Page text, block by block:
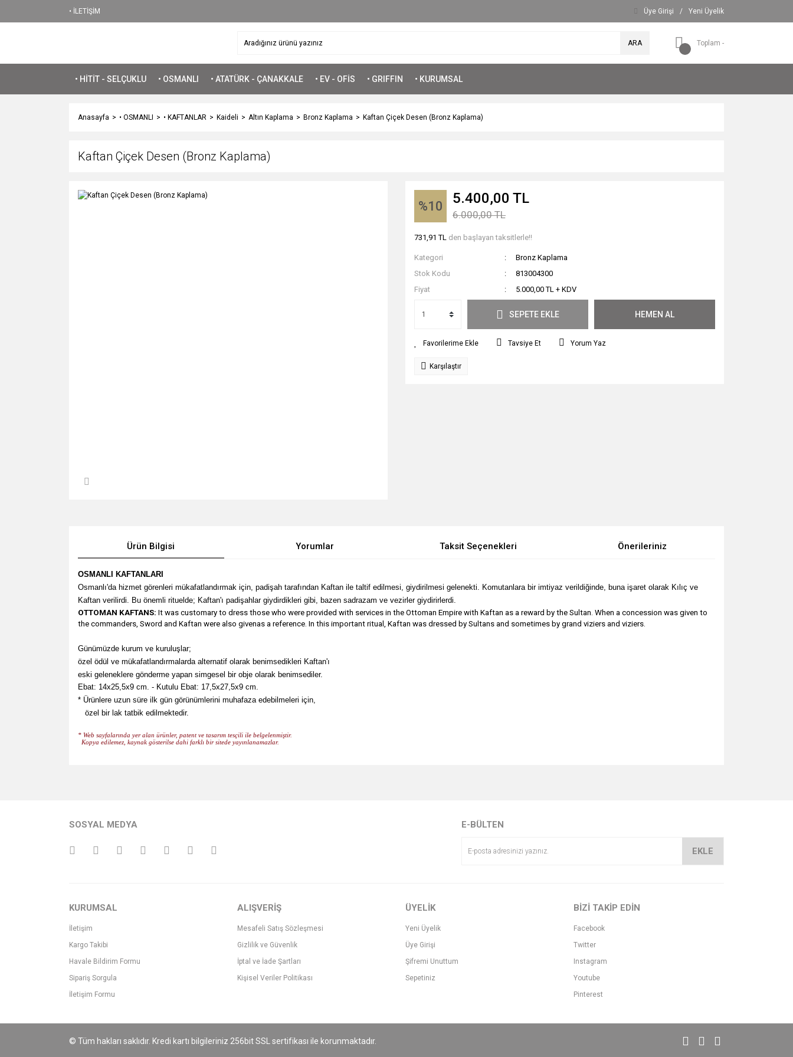
• İLETİŞİM Üye Girişi / Yeni Üyelik
ARA Toplam -
• HİTİT - SELÇUKLU • OSMANLI • ATATÜRK - ÇANAKKALE • EV - OFİS • GRIFFIN • KURUMSAL
Anasayfa • OSMANLI • KAFTANLAR Kaideli Altın Kaplama Bronz Kaplama Kaftan Çiçek Desen (Bronz Kaplama)
Kaftan Çiçek Desen (Bronz Kaplama)
%10 5.400,00 TL
6.000,00 TL
731,91 TL den başlayan taksitlerle!!
Kategori
Bronz Kaplama
Stok Kodu
813004300
Fiyat
5.000,00 TL + KDV
SEPETE EKLE HEMEN AL
Tavsiye Et Yorum Yaz
Karşılaştır
Ürün Bilgisi Yorumlar Taksit Seçenekleri Önerileriniz
OSMANLI KAFTANLARI
Osmanlı'da hizmet görenleri mükafatlandırmak için, padişah tarafından Kaftan ile taltif edilmesi, giydirilmesi gelenekti. Komutanlara bir imtiyaz verildiğinde, buna işaret olarak Kılıç ve
Kaftan verilirdi. Bu önemli rituelde; Kaftan'ı padişahlar giydirdikleri gibi, bazen sadrazam ve vezirler giydirirlerdi.
OTTOMAN KAFTANS: It was customary to dress those who were provided with services in the Ottoman Empire with Kaftan as a reward by the Sultan. When a concession was given to
the commanders, Sword and Kaftan were also givenas a reference. In this important ritual, Kaftan was dressed by Sultans and sometimes by grand viziers and viziers.
Günümüzde kurum ve kuruluşlar;
özel ödül ve mükafatlandırmalarda alternatif olarak benimsedikleri Kaftan'ı
eski geleneklere gönderme yapan simgesel bir obje olarak benimsediler.
Ebat: 14x25,5x9 cm. - Kutulu Ebat: 17,5x27,5x9 cm.
* Ürünlere uzun süre ilk gün görünümlerini muhafaza edebilmeleri için,
özel bir lak tatbik edilmektedir.
* Web sayfalarında yer alan ürünler, patent ve tasarım tesçili ile belgelenmiştir.
Kopya edilemez, kaynak gösterilse dahi farklı bir sitede yayınlanamazlar.
Ürün açıklamasında eksik bilgiler bulunuyor.
SOSYAL MEDYA E-BÜLTEN
EKLE
KURUMSAL
İletişim
Kargo Takibi
Havale Bildirim Formu
Sipariş Sorgula
İletişim Formu
ALIŞVERİŞ
Mesafeli Satış Sözleşmesi
Gizlilik ve Güvenlik
İptal ve İade Şartları
Kişisel Veriler Politikası
ÜYELİK
Yeni Üyelik
Üye Girişi
Şifremi Unuttum
Sepetiniz
BİZİ TAKİP EDİN
Facebook
Twitter
Instagram
Youtube
Pinterest
© Tüm hakları saklıdır. Kredi kartı bilgileriniz 256bit SSL sertifikası ile korunmaktadır.